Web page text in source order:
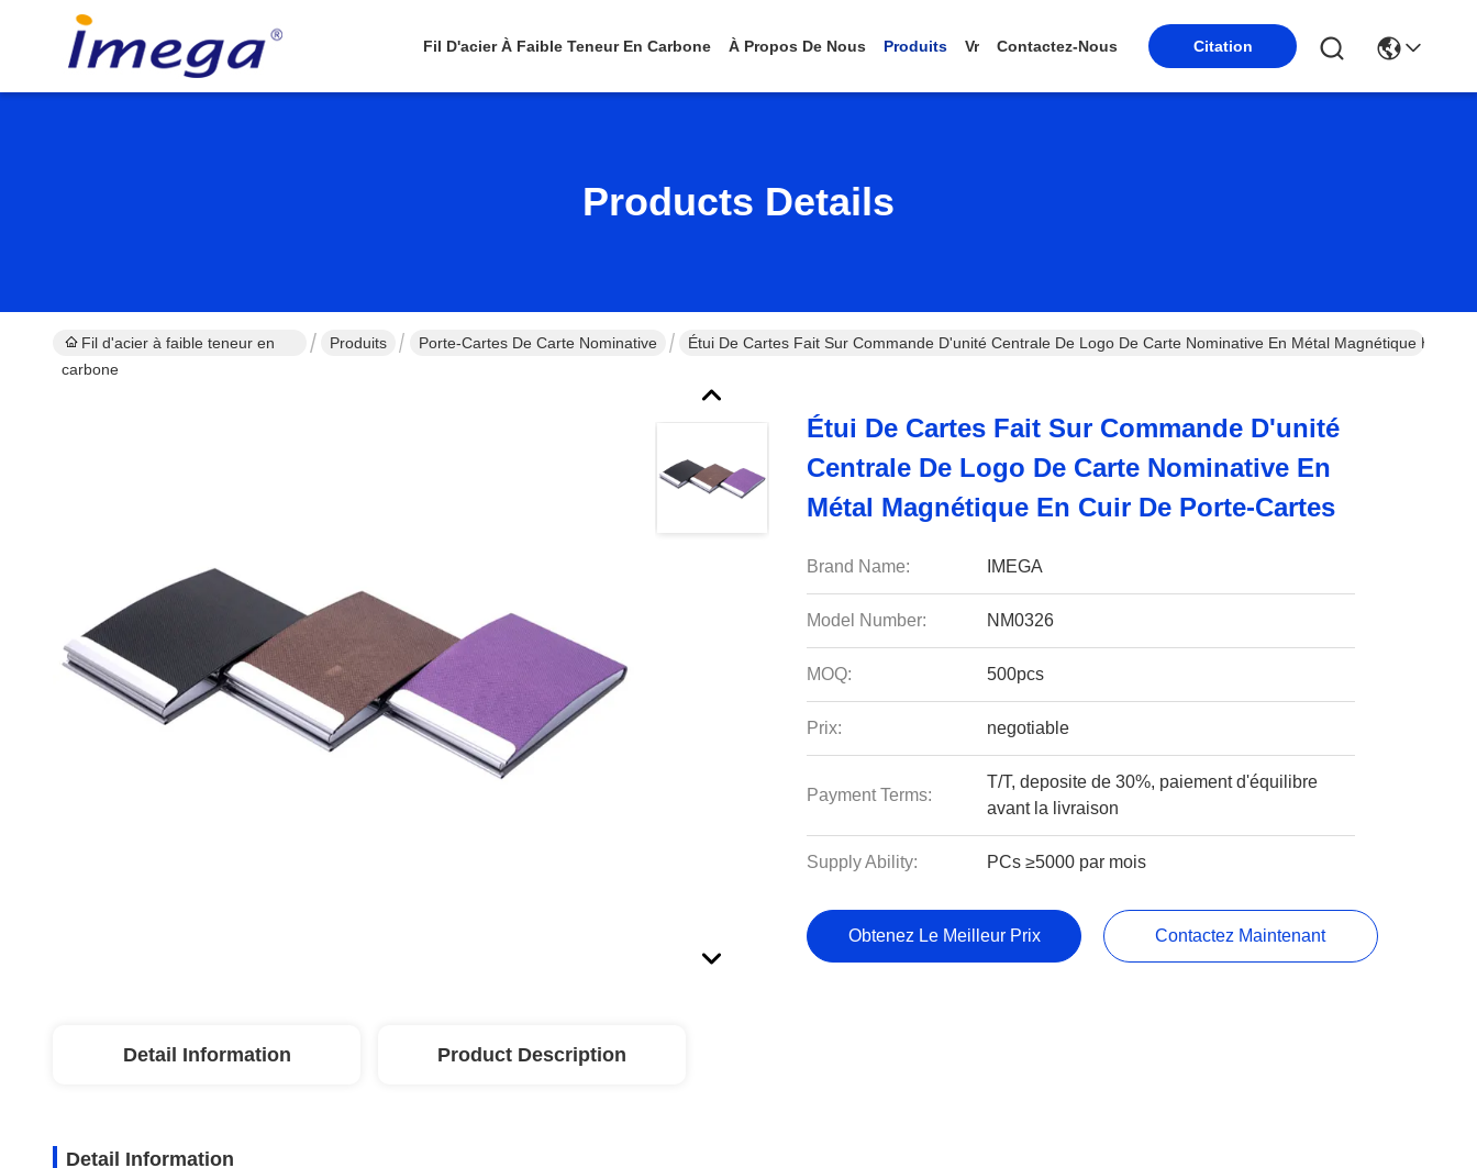
Fil D'acier À Faible Teneur En Carbone À Propos De Nous Produits Vr Contactez-Nous Citation
Products Details
Fil d'acier à faible teneur en
carbone
Produits Porte-Cartes De Carte Nominative Étui De Cartes Fait Sur Commande D'unité Centrale De Logo De Carte Nominative En Métal Magnétique En
Étui De Cartes Fait Sur Commande D'unité
Centrale De Logo De Carte Nominative En
Métal Magnétique En Cuir De Porte-Cartes
Brand Name: IMEGA
Model Number: NM0326
MOQ: 500pcs
Prix: negotiable
Payment Terms:
T/T, deposite de 30%, paiement d'équilibre
avant la livraison
Supply Ability: PCs ≥5000 par mois
Obtenez Le Meilleur Prix Contactez Maintenant
Detail Information Product Description
Detail Information